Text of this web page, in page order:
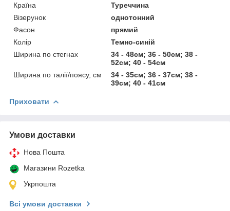
Країна
Туреччина
Візерунок
однотонний
Фасон
прямий
Колір
Темно-синій
Ширина по стегнах
34 - 48см; 36 - 50см; 38 -
52см; 40 - 54см
Ширина по талії/поясу, см
34 - 35см; 36 - 37см; 38 -
39см; 40 - 41см
Приховати
Умови доставки
Нова Пошта
Магазини Rozetka
Укрпошта
Всі умови доставки